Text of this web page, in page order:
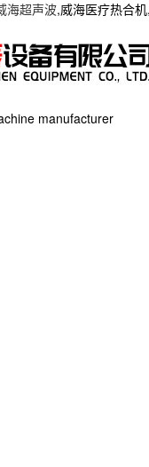
海超声波,威海医疗热合
manufacturer